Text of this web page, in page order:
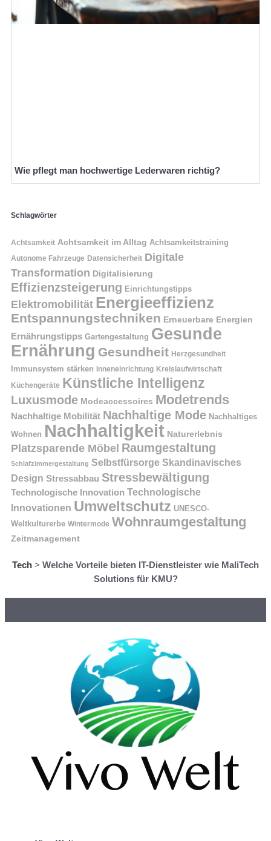
Wie pflegt man hochwertige Lederwaren richtig?
Schlagwörter
Achtsamkeit Achtsamkeit im Alltag Achtsamkeitstraining
Autonome Fahrzeuge Datensicherheit Digitale
Transformation Digitalisierung
Effizienzsteigerung Einrichtungstipps
Elektromobilität Energieeffizienz
Entspannungstechniken Erneuerbare Energien
Ernährungstipps Gartengestaltung Gesunde
Ernährung Gesundheit Herzgesundheit
Immunsystem stärken Inneneinrichtung Kreislaufwirtschaft
Küchengeräte Künstliche Intelligenz
Luxusmode Modeaccessoires Modetrends
Nachhaltige Mobilität Nachhaltige Mode Nachhaltiges
Wohnen Nachhaltigkeit Naturerlebnis
Platzsparende Möbel Raumgestaltung
Schlafzimmergestaltung Selbstfürsorge Skandinavisches
Design Stressabbau Stressbewältigung
Technologische Innovation Technologische
Innovationen Umweltschutz UNESCO-
Weltkulturerbe Wintermode Wohnraumgestaltung
Zeitmanagement
Tech > Welche Vorteile bieten IT-Dienstleister wie MaliTech
Solutions für KMU?